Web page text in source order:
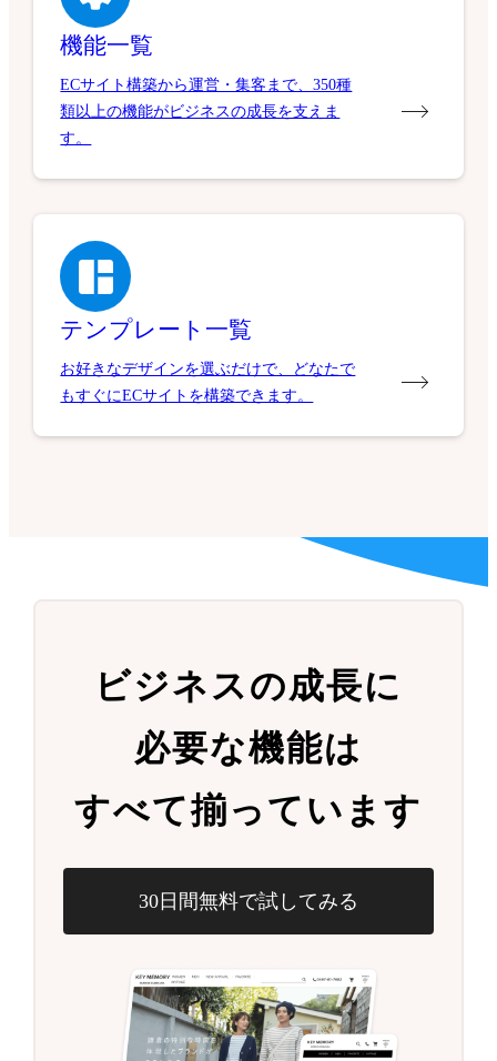
機能一覧
ECサイト構築から運営・集客まで、350種
類以上の機能がビジネスの成長を支えま
す。
テンプレート一覧
お好きなデザインを選ぶだけで、どなたで
もすぐにECサイトを構築できます。
ビジネスの成長に
必要な機能は
すべて揃っています
30日間無料で試してみる